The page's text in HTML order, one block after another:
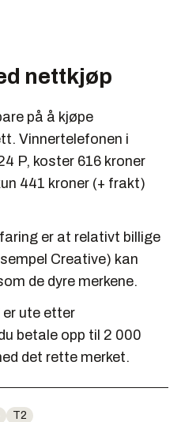
nettkjøp
på å kjøpe
Vinnertelefonen i
P, koster 616 kroner
441 kroner (+ frakt)
er at relativt billige
Creative) kan
de dyre merkene.
er ute etter
betale opp til 2 000
det rette merket.
T2